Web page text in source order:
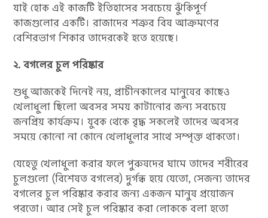
যাই হোক এই কাজটি ইতিহাসের সবচেয়ে ঝুঁকিপূর্ণ
কাজগুলোর একটি। রাজাদের শত্রুর বিষ আক্রমণের
বেশিরভাগ শিকার তাদেরকেই হতে হয়েছে।
২. বগলের চুল পরিষ্কার
শুধু আজকেই দিনেই নয়, প্রাচীনকালের মানুষের কাছেও
খেলাধুলা ছিলো অবসর সময় কাটানোর জন্য সবচেয়ে
জনপ্রিয় কার্যক্রম। যুবক থেকে বৃদ্ধ সকলেই তাদের অবসর
সময়ে কোনো না কোনে খেলাধুলার সাথে সম্পৃক্ত থাকতো।
যেহেতু খেলাধুলা করার ফলে পুরুষদের ঘামে তাদের শরীরের
চুলগুলো (বিশেষত বগলের) দুর্গন্ধ হয়ে যেতো, সেজন্য তাদের
বগলের চুল পরিষ্কার করার জন্য একজন মানুষ প্রয়োজন
পরতো। আর সেই চুল পরিষ্কার করা লোককে বলা হতো